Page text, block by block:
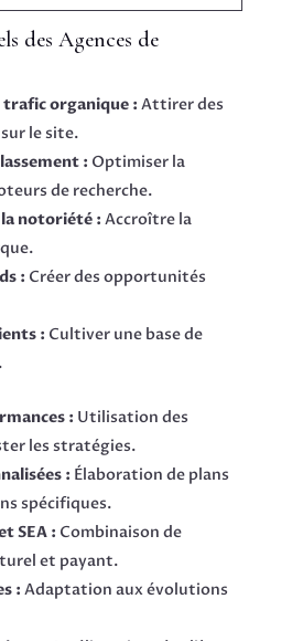
des Agences de
organique : Attirer des
le site.
: Optimiser la
de recherche.
notoriété : Accroître la
: Créer des opportunités
: Cultiver une base de
: Utilisation des
les stratégies.
: Élaboration de plans
spécifiques.
SEA : Combinaison de
et payant.
: Adaptation aux évolutions